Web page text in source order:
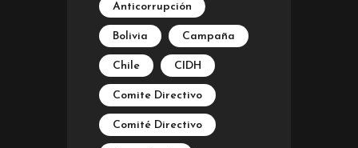
Anticorrupción
Bolivia Campaña
Chile CIDH
Comite Directivo
Comité Directivo